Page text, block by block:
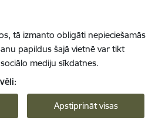
tā izmanto obligāti nepieciešamās
papildus šajā vietnē var tikt
mediju sīkdatnes.
Apstiprināt visas